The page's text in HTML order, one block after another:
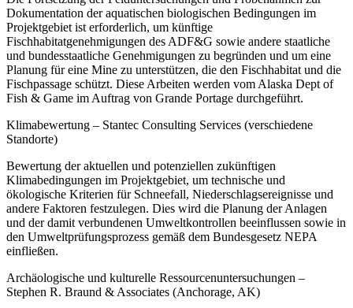
Dokumentation der aquatischen biologischen Bedingungen im
Projektgebiet ist erforderlich, um künftige
Fischhabitatgenehmigungen des ADF&G sowie andere staatliche
und bundesstaatliche Genehmigungen zu begründen und um eine
Planung für eine Mine zu unterstützen, die den Fischhabitat und die
Fischpassage schützt. Diese Arbeiten werden vom Alaska Dept of
Fish & Game im Auftrag von Grande Portage durchgeführt.
Klimabewertung – Stantec Consulting Services (verschiedene
Standorte)
Bewertung der aktuellen und potenziellen zukünftigen
Klimabedingungen im Projektgebiet, um technische und
ökologische Kriterien für Schneefall, Niederschlagsereignisse und
andere Faktoren festzulegen. Dies wird die Planung der Anlagen
und der damit verbundenen Umweltkontrollen beeinflussen sowie in
den Umweltprüfungsprozess gemäß dem Bundesgesetz NEPA
einfließen.
Archäologische und kulturelle Ressourcenuntersuchungen –
Stephen R. Braund & Associates (Anchorage, AK)